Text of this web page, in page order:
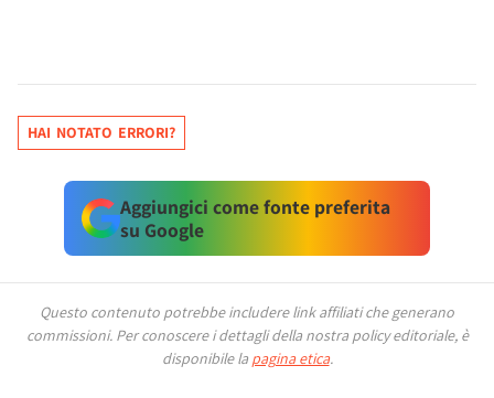
HAI NOTATO ERRORI?
Aggiungici come fonte preferita
su Google
Questo contenuto potrebbe includere link affiliati che generano
commissioni. Per conoscere i dettagli della nostra policy editoriale, è
disponibile la pagina etica.